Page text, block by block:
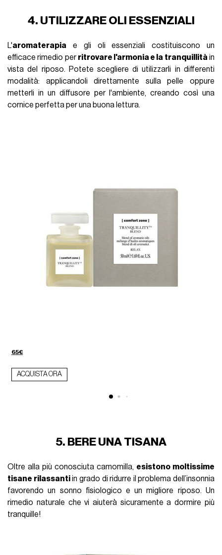
4. UTILIZZARE OLI ESSENZIALI
L'aromaterapia e gli oli essenziali costituiscono un
efficace rimedio perritrovare l'armonia e la tranquillità in
vista del riposo. Potete scegliere di utilizzarli in differenti
modalità: applicandoli direttamente sulla pelle oppure
metterli in un diffusore per l'ambiente, creando così una
cornice perfetta per una buona lettura.
65€
ACQUISTA ORA
5. BERE UNA TISANA
Oltre alla più conosciuta camomilla, esistono moltissime
tisane rilassantiin grado di ridurre il problema dell’insonnia
favorendo un sonno fisiologico e un migliore riposo. Un
rimedio naturale che vi aiuterà sicuramente a dormire più
tranquille!